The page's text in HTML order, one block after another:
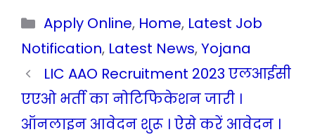
Categories
Apply Online, Home, Latest Job
Notification, Latest News,Yojana
LIC AAO Recruitment 2023 एलआईसी
एएओ भर्ती का नोटिफिकेशन जारी ।
ऑनलाइन आवेदन शुरू । ऐसे करें आवेदन ।